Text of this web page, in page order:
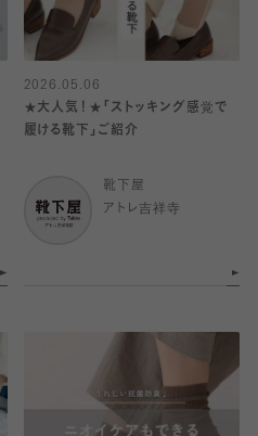
2026.05.06
★大人気！★「ストッキング感覚で
履ける靴下」ご紹介
靴下屋
アトレ吉祥寺